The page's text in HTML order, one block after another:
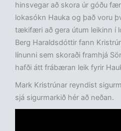
hinsvegar að skora úr góðu
lokasókn Hauka og það voru
tækifæri að gera útum leikinn í
Berg Haraldsdóttir fann
línunni sem skoraði framhjá
hafði átt frábæran leik fyrir
Mark Kristrúnar reyndist
sjá sigurmarkið hér að neðan.